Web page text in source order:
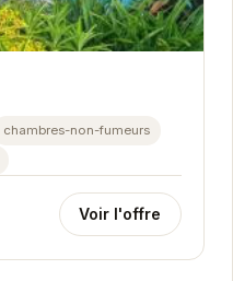
chambres-non-fumeurs
Voir l'offre